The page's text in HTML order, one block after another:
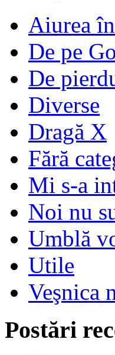
Aiurea
De pe
De
Diverse
Dragă X
Fără
Mi s-a
Noi nu
Umblă
Utile
Veşnica
Postări